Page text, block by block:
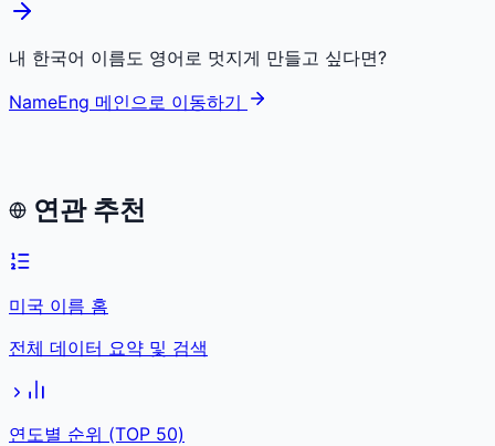
내 한국어 이름도 영어로 멋지게 만들고 싶다면?
NameEng 메인으로 이동하기
연관 추천
미국 이름 홈
전체 데이터 요약 및 검색
연도별 순위 (TOP 50)